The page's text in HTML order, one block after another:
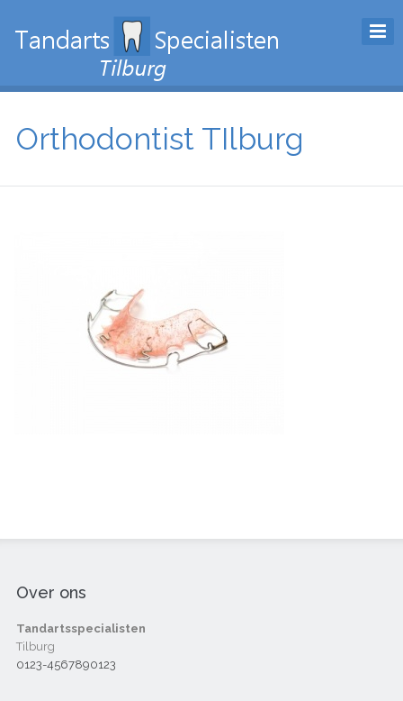
Orthodontist TIlburg
Over ons
Tandartsspecialisten
Tilburg
0123-4567890123